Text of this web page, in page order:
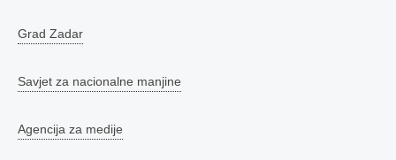
Grad Zadar
Savjet za nacionalne manjine
Agencija za medije